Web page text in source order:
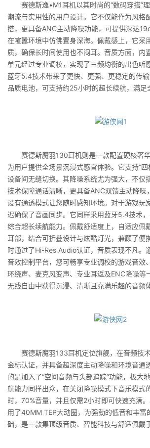
赛德斯逸•M1耳机以其时尚的“数码穿搭”
潮流与实用性的用户设计。它不仅能作为风格
搭，更具备ANC主动降噪功能，可提供深达
在喧嚣环境中仿佛置身深海。佩戴感上，它采
质，确保长时间使用也不闷耳。音质方面，内
单元经过专业调校，实现了三频均衡的出色听
蓝牙5.4技术带来了更快、更强、更稳定的传
品质电池，可支持约25小时的超长续航，满足
赛德斯魔羽130耳机则是一款配置硬核奢
为用户提供全场景沉浸式感官体验。它支持“
设备间无缝切换。其降噪系统尤为强大，不仅
技术保障通话清晰，更具备ANC双馈主动降
设有通透模式让您随时感知环境。对于游戏玩
迟确保了音画同步。它同样采用蓝牙5.4技术
综合超长续航能力。佩戴舒适度上，自适应佩
耳部，结合可折叠设计与炫酷灯光，兼顾了便
时通过了Hi-Res Audio认证，音质表现不凡。
音效控制平台，您可畅享专业调校的游戏音效
环绕声、麦克风变声、专业耳返及ENC降噪等
无线自由中获得沉浸、清晰且充满乐趣的音频
赛德斯魔羽133耳机定位旗舰，在音频技
金标认证，并具备超深度主动降噪和环境音通
的是加入了“空间音频与头部追踪”功能，极大
航能力同样出众，在关闭降噪模式下音乐模式
时，70%音量，并且仅需2小时即可快速充满
用了40MM TEP大动圈，为强劲的低音和丰富
础，是一款集顶级音质、智能科技与舒适佩戴